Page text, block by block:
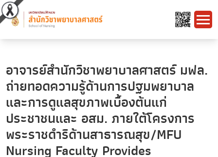
อาจารย์สำนักวิชาพยาบาลศาสตร์ มฟล.
ถ่ายทอดความรู้ด้านการปฐมพยาบาล
และการดูแลสุขภาพเบื้องต้นแก่
ประชาชนและ อสม. ภายใต้โครงการ
พระราชดำริด้านสาธารณสุข/MFU
Nursing Faculty Provides